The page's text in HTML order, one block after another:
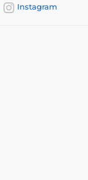
Instagram